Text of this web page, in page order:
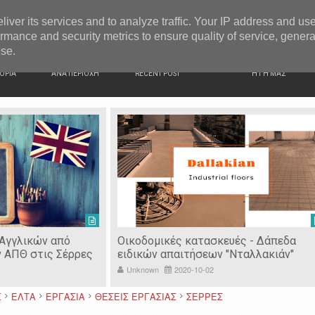
ΑΝΑ ΠΕΡΙΟΧΗ RECENT POST Η ΓΗ ΜΑΣ
από
ΑΠΘ στις Σέρρες
Οικοδομικές κατασκευές - Δάπεδα
ειδικών απαιτήσεων "Νταλλακιάν"
Unknown 2020-10-02
ΕΛΤΑ ΕΡΓΑΣΙΑ ΘΕΣΕΙΣ ΕΡΓΑΣΙΑΣ ΣΕΡΡΕΣ
its services and to analyze traffic. Your IP address and
and security metrics to ensure quality of service,